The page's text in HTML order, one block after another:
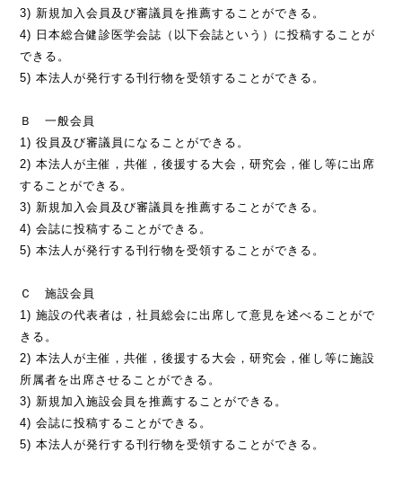
3) 新規加入会員及び審議員を推薦することができる。
4) 日本総合健診医学会誌（以下会誌という）に投稿することが
できる。
5) 本法人が発行する刊行物を受領することができる。
Ｂ 一般会員
1) 役員及び審議員になることができる。
2) 本法人が主催，共催，後援する大会，研究会，催し等に出席
することができる。
3) 新規加入会員及び審議員を推薦することができる。
4) 会誌に投稿することができる。
5) 本法人が発行する刊行物を受領することができる。
Ｃ 施設会員
1) 施設の代表者は，社員総会に出席して意見を述べることがで
きる。
2) 本法人が主催，共催，後援する大会，研究会，催し等に施設
所属者を出席させることができる。
3) 新規加入施設会員を推薦することができる。
4) 会誌に投稿することができる。
5) 本法人が発行する刊行物を受領することができる。